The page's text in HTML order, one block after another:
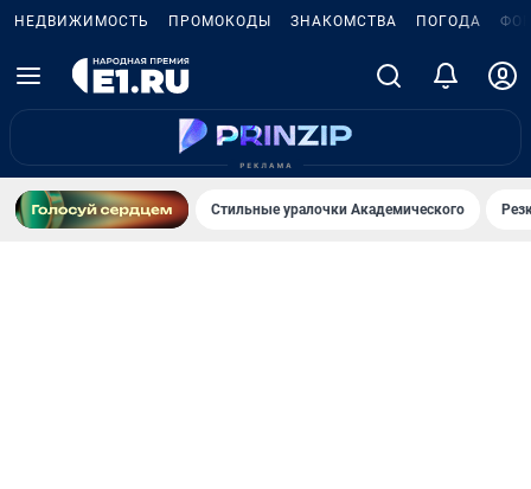
НЕДВИЖИМОСТЬ ПРОМОКОДЫ ЗНАКОМСТВА ПОГОДА
Стильные уралочки Академического